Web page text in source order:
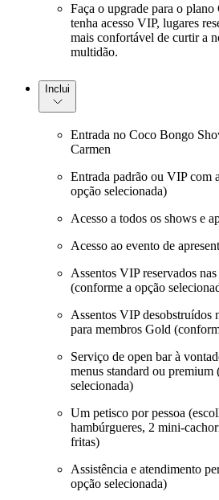
Faça o upgrade para o
tenha acesso VIP, lugares
mais confortável de curtir a
multidão.
Inclui
Entrada no Coco Bongo
Carmen
Entrada padrão ou VIP com
opção selecionada)
Acesso a todos os shows e
Acesso ao evento de
Assentos VIP reservados
(conforme a opção
Assentos VIP desobstruídos
para membros Gold
Serviço de open bar à
menus standard ou premium
selecionada)
Um petisco por pessoa
hambúrgueres, 2 mini-
fritas)
Assistência e atendimento
opção selecionada)